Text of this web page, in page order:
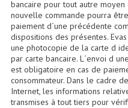
Lecteurs Lasers
Digital
bancaire pour tout autre
nouvelle commande pourra
paiement d´une précédente
dispositions des présentes.
une photocopie de la carte d
par carte bancaire. L´envoi d
est obligatoire en cas de
consommateur. Dans le cadre
Internet, les informations
transmises à tout tiers pour